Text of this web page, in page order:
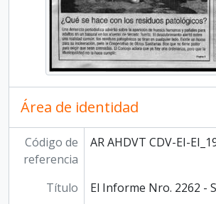
Área de identidad
Código de
referencia
AR AHDVT CDV-EI-
Título
El Informe Nro. 2262 -